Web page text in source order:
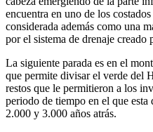
encuentra en uno de los
considerada además como una
por el sistema de drenaje creado
La siguiente parada es en el
que permite divisar el verde del
restos que le permitieron a los
periodo de tiempo en el que
2.000 y 3.000 años atrás.